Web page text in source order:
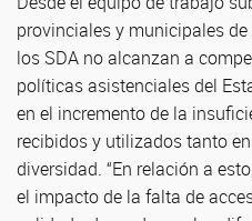
provinciales y municipales
los SDA no alcanzan a
políticas asistenciales del
en el incremento de la
recibidos y utilizados tanto
diversidad. “En relación a
el impacto de la falta de